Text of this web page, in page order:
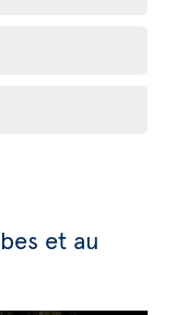
et au